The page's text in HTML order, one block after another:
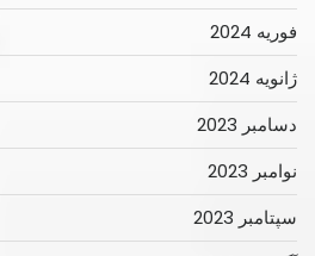
فوریه 2024
ژانویه 2024
دسامبر 2023
نوامبر 2023
سپتامبر 2023